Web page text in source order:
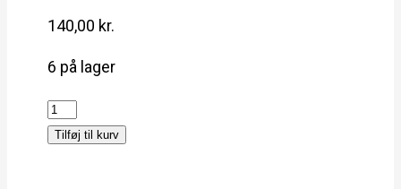
140,00 kr.
6 på lager
B
eTilføj til kurv